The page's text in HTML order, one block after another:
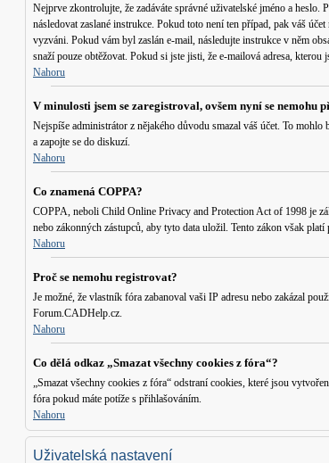
Nejprve zkontrolujte, že zadáváte správné uživatelské jméno a
následovat zaslané instrukce. Pokud toto není ten případ, pak váš
vyzváni. Pokud vám byl zaslán e-mail, následujte instrukce v něm
snaží pouze obtěžovat. Pokud si jste jisti, že e-mailová adresa,
Nahoru
V minulosti jsem se zaregistroval, ovšem nyní se nemohu
Nejspíše administrátor z nějakého důvodu smazal váš účet. To
a zapojte se do diskuzí.
Nahoru
Co znamená COPPA?
COPPA, neboli Child Online Privacy and Protection Act of 1998 je
nebo zákonných zástupců, aby tyto data uložil. Tento zákon však
Nahoru
Proč se nemohu registrovat?
Je možné, že vlastník fóra zabanoval vaši IP adresu nebo zakázal
Forum.CADHelp.cz.
Nahoru
Co dělá odkaz „Smazat všechny cookies z fóra“?
„Smazat všechny cookies z fóra“ odstraní cookies, které jsou
fóra pokud máte potíže s přihlašováním.
Nahoru
Uživatelská nastavení